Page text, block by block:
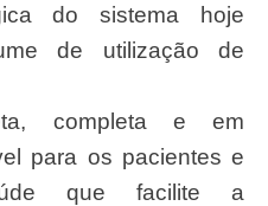
do sistema hoje
de utilização de
completa e em
para os pacientes e
que facilite a